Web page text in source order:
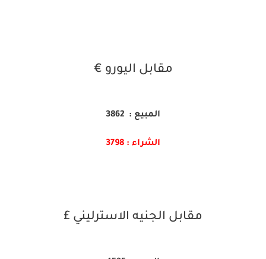
مقابل اليورو €
المبيع : 3862
الشراء : 3798
مقابل الجنيه الاسترليني £